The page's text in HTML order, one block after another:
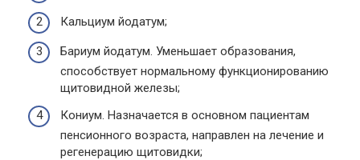
Кальциум йодатум;
Бариум йодатум. Уменьшает образования,
способствует нормальному функционированию
щитовидной железы;
Кониум. Назначается в основном пациентам
пенсионного возраста, направлен на лечение и
регенерацию щитовидки;